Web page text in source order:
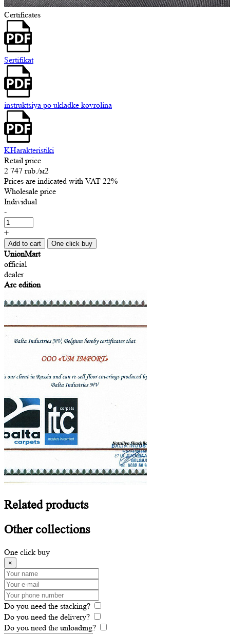
Certificates
Sertifikat
instruktsiya po ukladke kovrolina
KHarakteristiki
Retail price
2 747 rub./м2
Prices are indicated with VAT 22%
Wholesale price
Individual
-
+
Add to cart One click buy
UnionMart
official
dealer
Arc edition
Relatedproducts
Othercollections
One click buy
×
Do you need the stacking?
Do you need the delivery?
Do you need the unloading?